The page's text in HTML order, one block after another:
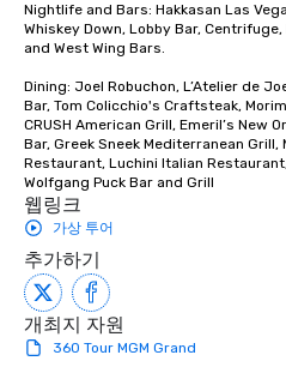
Nightlife and Bars: Hakkasan Las
Whiskey Down, Lobby Bar,
and West Wing Bars.
Dining: Joel Robuchon, L’Atelier de
Bar, Tom Colicchio's Craftsteak,
CRUSH American Grill, Emeril’s New
Bar, Greek Sneek Mediterranean Grill,
Restaurant, Luchini Italian
Wolfgang Puck Bar and Grill
웹링크
가상 투어
추가하기
개최지 자원
360 Tour MGM Grand